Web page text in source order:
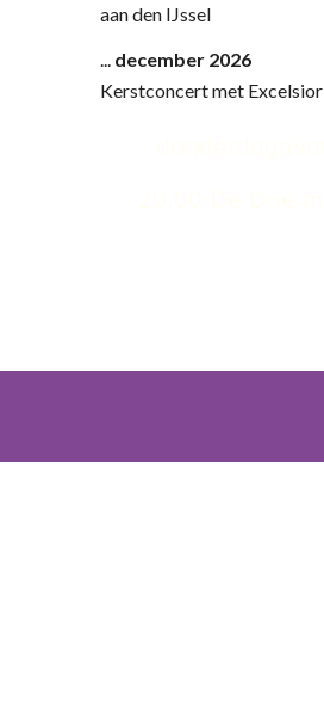
aan den IJssel
... december 2026
Kerstconcert met Excelsior